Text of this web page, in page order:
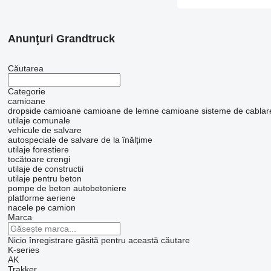
Anunţuri Grandtruck
Căutarea
Categorie
camioane
dropside camioane camioane de lemne camioane sisteme de
utilaje comunale
vehicule de salvare
autospeciale de salvare de la înălțime
utilaje forestiere
tocătoare crengi
utilaje de constructii
utilaje pentru beton
pompe de beton autobetoniere
platforme aeriene
nacele pe camion
Marca
Nicio înregistrare găsită pentru această căutare
K-series
AK